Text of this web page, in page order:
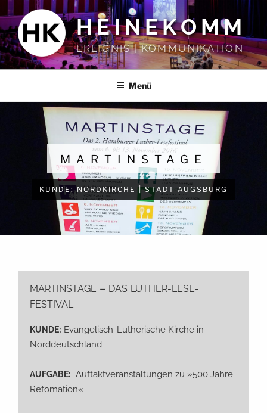
Inhalt
springen
HEINEKOMM
EREIGNIS | KOMMUNIKATION
Menü
MARTINSTAGE
KUNDE : NORDKIRCHE |STADT AUGSBURG
MARTINSTAGE – DAS LUTHER-LESE-
FESTIVAL
KUNDE: Evan­ge­lisch-Luthe­ri­sche Kir­che in
Norddeutschland
AUFGABE: Auf­takt­ver­an­stal­tun­gen zu »500 Jah­re
Refomation«